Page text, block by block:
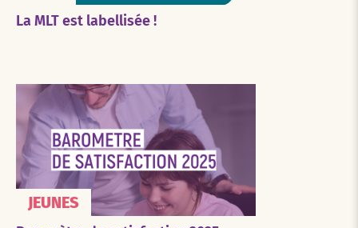
La MLT est labellisée !
JEUNES